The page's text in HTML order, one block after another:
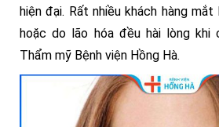
hiện đại. Rất nhiều khách hàng
hoặc do lão hóa đều hài lòng
Thẩm mỹ Bệnh viện Hồng Hà.